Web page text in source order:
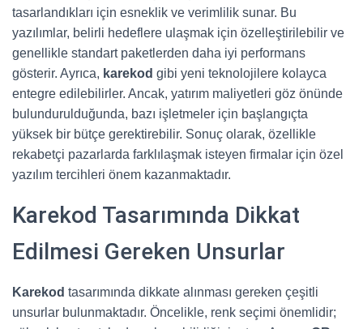
tasarlandıkları için esneklik ve verimlilik sunar. Bu
yazılımlar, belirli hedeflere ulaşmak için özelleştirilebilir ve
genellikle standart paketlerden daha iyi performans
gösterir. Ayrıca, karekod gibi yeni teknolojilere kolayca
entegre edilebilirler. Ancak, yatırım maliyetleri göz önünde
bulundurulduğunda, bazı işletmeler için başlangıçta
yüksek bir bütçe gerektirebilir. Sonuç olarak, özellikle
rekabetçi pazarlarda farklılaşmak isteyen firmalar için özel
yazılım tercihleri önem kazanmaktadır.
Karekod Tasarımında Dikkat
Edilmesi Gereken Unsurlar
Karekod tasarımında dikkate alınması gereken çeşitli
unsurlar bulunmaktadır. Öncelikle, renk seçimi önemlidir;